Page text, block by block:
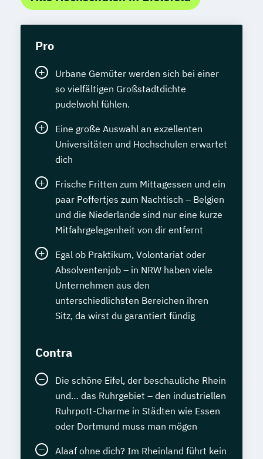
Pro
Urbane Gemüter werden sich bei einer
so vielfältigen Großstadtdichte
pudelwohl fühlen.
Eine große Auswahl an exzellenten
Universitäten und Hochschulen erwartet
dich
Frische Fritten zum Mittagessen und ein
paar Poffertjes zum Nachtisch – Belgien
und die Niederlande sind nur eine kurze
Mitfahrgelegenheit von dir entfernt
Egal ob Praktikum, Volontariat oder
Absolventenjob – in NRW haben viele
Unternehmen aus den
unterschiedlichsten Bereichen ihren
Sitz, da wirst du garantiert fündig
Contra
Die schöne Eifel, der beschauliche Rhein
und… das Ruhrgebiet – den industriellen
Ruhrpott-Charme in Städten wie Essen
oder Dortmund muss man mögen
Alaaf ohne dich? Im Rheinland führt kein